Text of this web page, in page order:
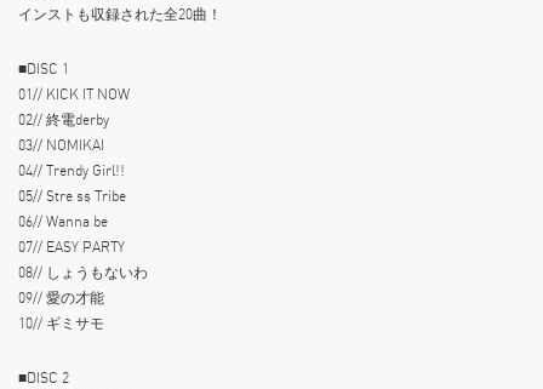
インストも収録された全20曲！
■DISC 1
01// KICK IT NOW
02// 終電derby
03// NOMIKAI
04// Trendy Girl!!
05// Stre ss Tribe
06// Wanna be
07// EASY PARTY
08// しょうもないわ
09// 愛の才能
10// ギミサモ
■DISC 2